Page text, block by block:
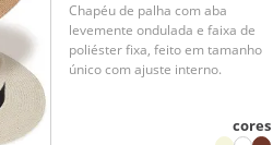
Chapéu de palha com aba
levemente ondulada e faixa de
poliéster fixa, feito em tamanho
único com ajuste interno.
cores